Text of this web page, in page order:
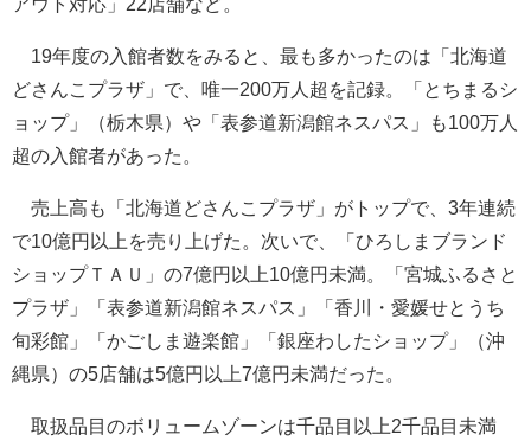
19年度の入館者数をみると、最も多かったのは「北海道
どさんこプラザ」で、唯一200万人超を記録。「とちまるシ
ョップ」（栃木県）や「表参道新潟館ネスパス」も100万人
超の入館者があった。
売上高も「北海道どさんこプラザ」がトップで、3年連続
で10億円以上を売り上げた。次いで、「ひろしまブランド
ショップＴＡＵ」の7億円以上10億円未満。「宮城ふるさと
プラザ」「表参道新潟館ネスパス」「香川・愛媛せとうち
旬彩館」「かごしま遊楽館」「銀座わしたショップ」（沖
縄県）の5店舗は5億円以上7億円未満だった。
取扱品目のボリュームゾーンは千品目以上2千品目未満